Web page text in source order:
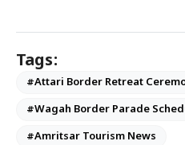
Tags:
#Attari Border Retreat
#Wagah Border Parade
#Amritsar Tourism News